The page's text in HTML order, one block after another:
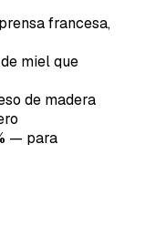
francesa,
miel que
de madera
— para